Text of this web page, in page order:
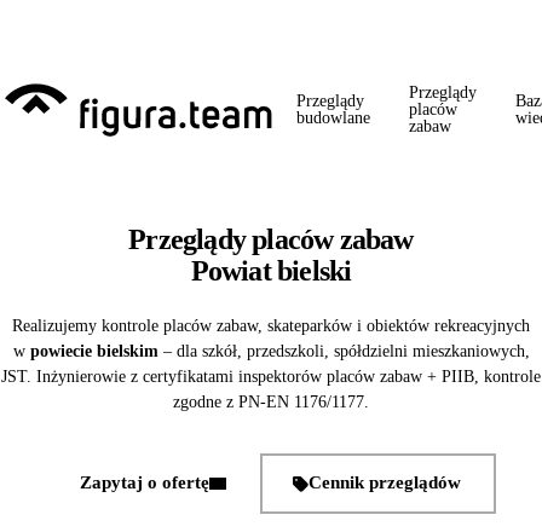
Przeglądy
budowlane
Przeglądy
placów
zabaw
Przeglądy placów zabaw
Powiat bielski
Realizujemy kontrole placów zabaw, skateparków i obiektów rekreacyjnych
w powiecie bielskim – dla szkół, przedszkoli, spółdzielni mieszkaniowych,
JST. Inżynierowie z certyfikatami inspektorów placów zabaw + PIIB, kontrole
zgodne z PN-EN 1176/1177.
Zapytaj o ofertę Cennik przeglądów